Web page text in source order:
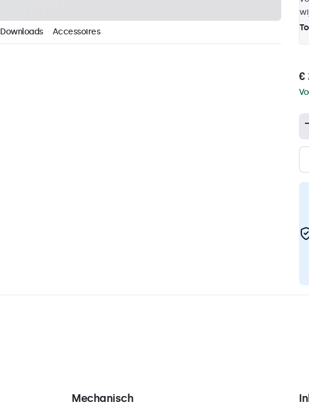
Downloads Accessoires
€
Mechanisch